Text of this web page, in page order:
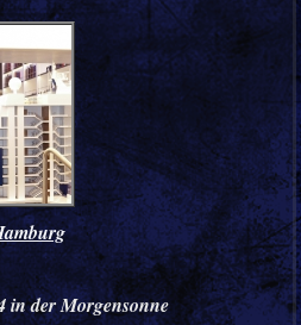
in der Morgensonne